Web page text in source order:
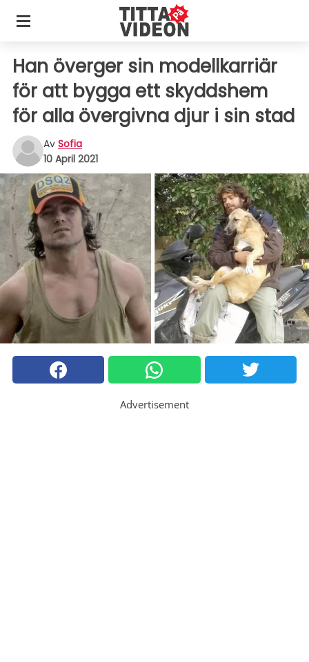
Han överger sin modellkarriär
för att bygga ett skyddshem
för alla övergivna djur i sin stad
Av Sofia
10 April 2021
Advertisement